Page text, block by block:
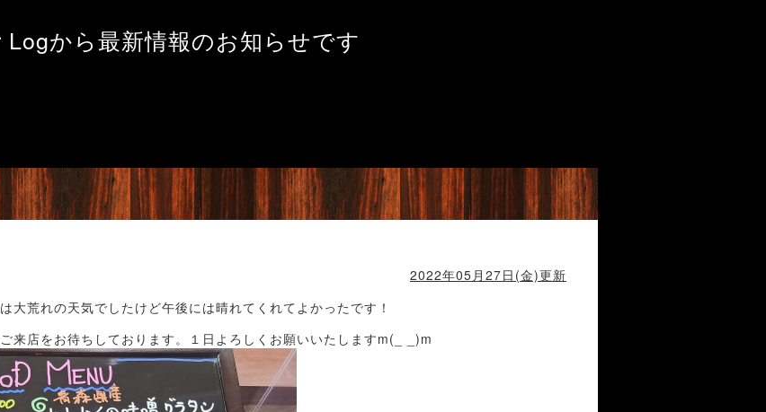
Logから最新情報のお知らせです
2022年05月27日(金)更新
大荒れの天気でしたけど午後には晴れてくれてよかったです！
来店をお待ちしております。１日よろしくお願いいたしますm(_ _)m